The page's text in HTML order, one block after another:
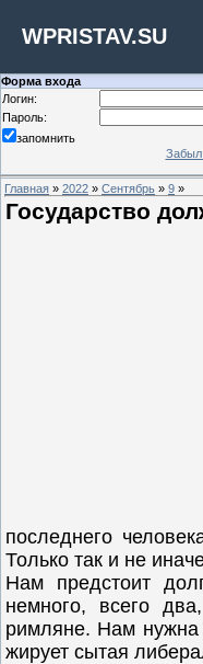
WPRISTAV.SU
Форма входа
Логин:
Пароль:
запомнить
Забыл
Главная » 2022 » Сентябрь » 9 »
Государство
последнего
Только так и не
Нам предстоит
немного, всего
римляне. Нам нужна
жирует сытая